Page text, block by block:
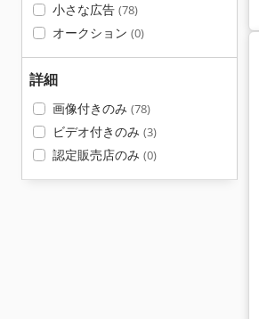
小さな広告 (78)
オークション (0)
詳細
画像付きのみ (78)
ビデオ付きのみ (3)
認定販売店のみ (0)